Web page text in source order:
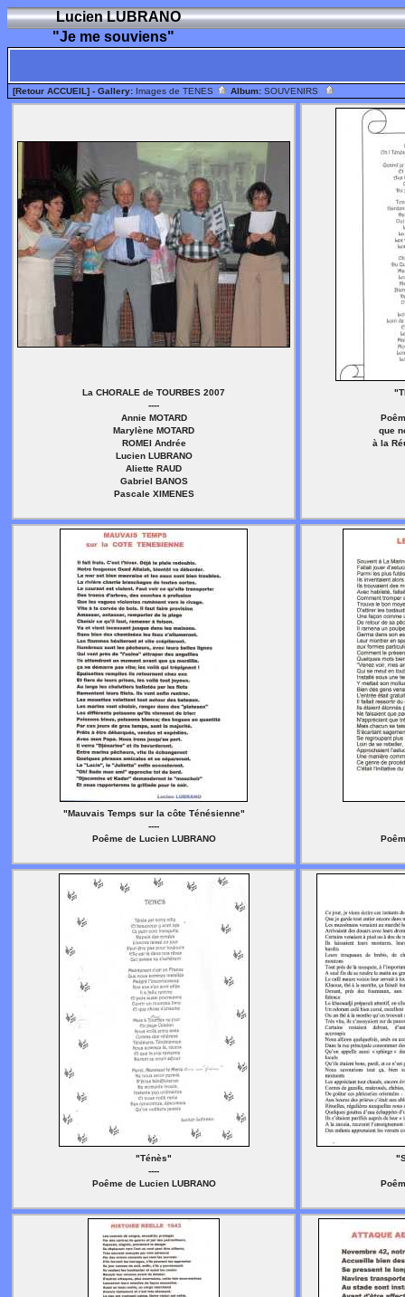
Lucien LUBRANO
"Je me souviens"
[Retour ACCUEIL] - Gallery: Images de TENES Album: SOUVENIRS
La CHORALE de TOURBES 2007
----
Annie MOTARD
Marylène MOTARD
ROMEI Andrée
Lucien LUBRANO
Aliette RAUD
Gabriel BANOS
Pascale XIMENES
que
à la
"Mauvais Temps sur la côte Ténésienne"
----
Poême de Lucien LUBRANO
"Ténès"
----
Poême de Lucien LUBRANO